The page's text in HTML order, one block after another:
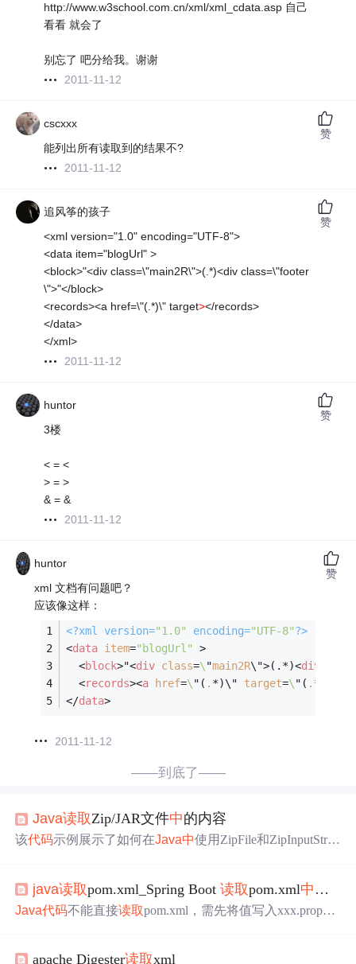
http://www.w3school.com.cn/xml/xml_cdata.asp 自己
看看 就会了
别忘了 吧分给我。谢谢
2011-11-12
cscxxx
能列出所有读取到的结果不?
2011-11-12
赞
追风筝的孩子
<xml version="1.0" encoding="UTF-8">
<data item="blogUrl" >
<block>"<div class=\"main2R\">(.*)<div class=\"footer
\">"</block>
<records><a href=\"(.*)\" target></records>
</data>
</xml>
2011-11-12
赞
huntor
3楼
< = <
> = >
& = &
2011-11-12
赞
huntor
xml 文档有问题吧？
应该像这样：
<?xml version="1.0" encoding="UTF-8"?>
<data item="blogUrl"
>
<block>"<div class=\"main2R\">(.*)<div
<records><a href=\"( . *)\" target=\"( . *)\"/>
</data>
2011-11-12
赞
——到底了——
Java读取Zip/JAR文件中的内容
该代码示例展示了如何在Java中使用ZipFile和ZipInputStrea
并将其内容写入目标文件。
java读取pom.xml_Spring Boot读取pom.xml中 的值
Java代码不能直接读取pom.xml，需先将值写入xxx.properti
Boot的@Value注解读取properties文件
apache Digester读取xml